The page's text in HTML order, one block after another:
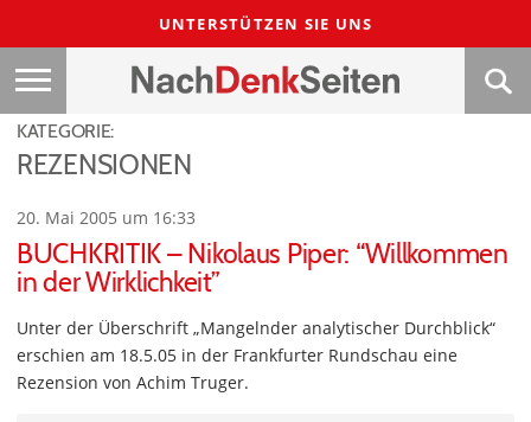
UNTERSTÜTZEN SIE UNS
KATEGORIE:
REZENSIONEN
20. Mai 2005 um 16:33
BUCHKRITIK – Nikolaus Piper: “Willkommen
in der Wirklichkeit”
Unter der Überschrift „Mangelnder analytischer Durchblick“
erschien am 18.5.05 in der Frankfurter Rundschau eine
Rezension von Achim Truger.